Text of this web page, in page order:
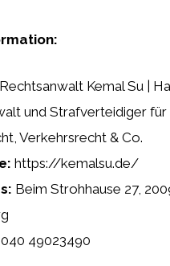
Rechtsanwalt Kemal Su |
und Strafverteidiger für
Verkehrsrecht & Co.
https://kemalsu.de/
Beim Strohhause 27,
040 49023490